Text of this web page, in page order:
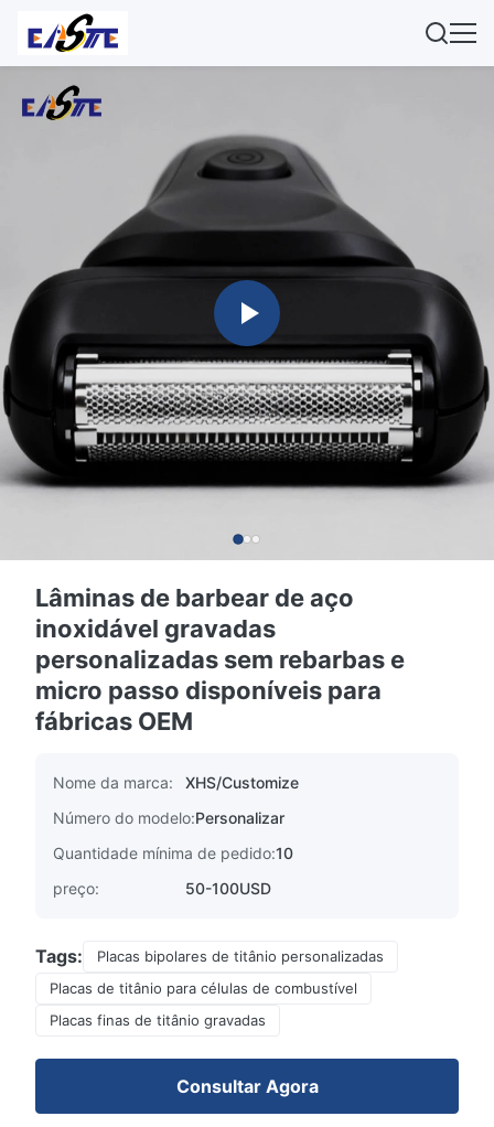
Lâminas de barbear de aço
inoxidável gravadas
personalizadas sem rebarbas e
micro passo disponíveis para
fábricas OEM
Nome da marca:
XHS/Customize
Número do modelo:Personalizar
Quantidade mínima de pedido:10
preço:
50-100USD
Tags:
Placas bipolares de titânio personalizadas
Placas de titânio para células de combustível
Placas finas de titânio gravadas
Consultar Agora